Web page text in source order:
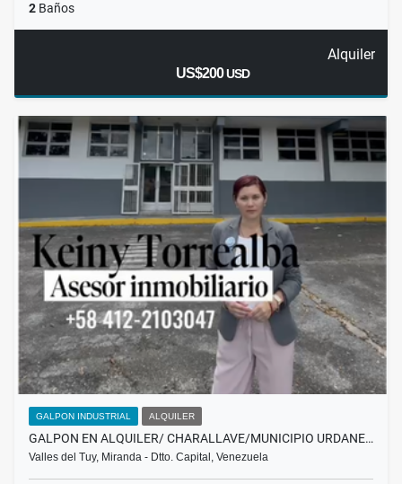
2 Baños
Alquiler
US$200USD
GALPON INDUSTRIAL ALQUILER
GALPON EN ALQUILER/ CHARALLAVE/MUNICIPIO URDANE…
Valles del Tuy, Miranda - Dtto. Capital, Venezuela